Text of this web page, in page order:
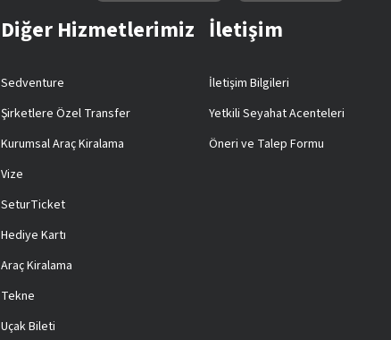
Diğer Hizmetlerimiz
Sedventure
Şirketlere Özel Transfer
Kurumsal Araç Kiralama
Vize
SeturTicket
Hediye Kartı
Araç Kiralama
Tekne
Uçak Bileti
İletişim
İletişim Bilgileri
Yetkili Seyahat Acenteleri
Öneri ve Talep Formu